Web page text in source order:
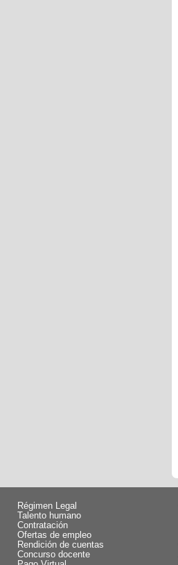
Régimen Legal
Talento humano
Contratación
Ofertas de empleo
Rendición de cuentas
Concurso docente